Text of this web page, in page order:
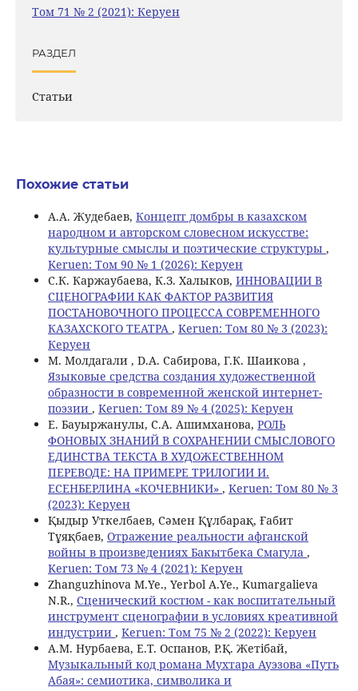
Том 71 № 2 (2021): Керуен
РАЗДЕЛ
Статьи
Похожие статьи
А.А. Жудебаев, Концепт домбры в казахском
народном и авторском словесном искусстве:
культурные смыслы и поэтические структуры ,
Keruen: Том 90 № 1 (2026): Керуен
С.К. Каржаубаева, К.З. Халыков, ИННОВАЦИИ В
СЦЕНОГРАФИИ КАК ФАКТОР РАЗВИТИЯ
ПОСТАНОВОЧНОГО ПРОЦЕССА СОВРЕМЕННОГО
КАЗАХСКОГО ТЕАТРА , Keruen: Том 80 № 3 (2023):
Керуен
М. Молдагали , D.А. Сабирова, Г.К. Шаикова ,
Языковые средства создания художественной
образности в современной женской интернет-
поэзии , Keruen: Том 89 № 4 (2025): Керуен
Е. Бауыржанулы, С.А. Ашимханова, РОЛЬ
ФОНОВЫХ ЗНАНИЙ В СОХРАНЕНИИ СМЫСЛОВОГО
ЕДИНСТВА ТЕКСТА В ХУДОЖЕСТВЕННОМ
ПЕРЕВОДЕ: НА ПРИМЕРЕ ТРИЛОГИИ И.
ЕСЕНБЕРЛИНА «КОЧЕВНИКИ» , Keruen: Том 80 № 3
(2023): Керуен
Қыдыр Уткелбаев, Сәмен Құлбарақ, Ғабит
Тұяқбаев, Отражение реальности афганской
войны в произведениях Бакытбека Смагула ,
Keruen: Том 73 № 4 (2021): Керуен
Zhanguzhinova M.Ye., Yerbol A.Ye., Kumargalieva
N.R., Сценический костюм - как воспитательный
инструмент сценографии в условиях креативной
индустрии , Keruen: Том 75 № 2 (2022): Керуен
А.М. Нурбаева, Е.Т. Оспанов, Р.Қ. Жетібай,
Музыкальный код романа Мухтара Ауэзова «Путь
Абая»: семиотика, символика и